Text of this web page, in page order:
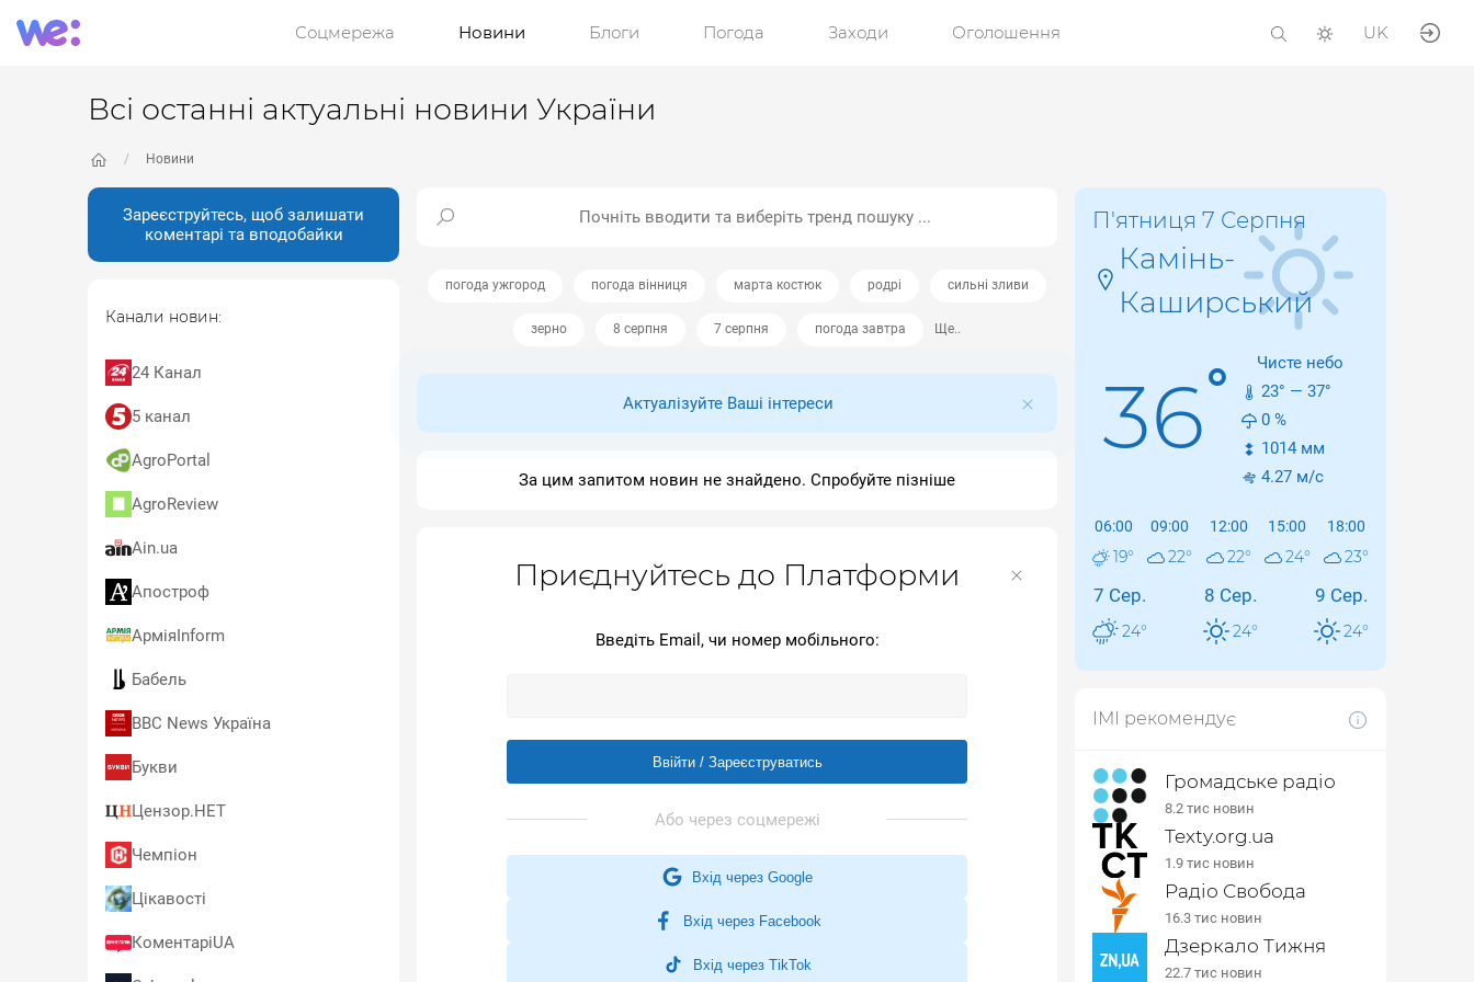
Соцмережа Новини Блоги Погода Заходи Оголошення UK
Всі останні актуальні новини України
Новини
Зареєструйтесь, щоб залишати
коментарі та вподобайки
Канали новин:
24 Канал
5 канал
AgroPortal
AgroReview
Ain.ua
Апостроф
АрміяInform
Бабель
BBC News Україна
Букви
Цензор.НЕТ
Чемпіон
Цікавості
КоментаріUA
погода ужгород погода вінниця марта костюк родрі сильні зливи
зерно 8 серпня 7 серпня погода завтра Ще..
Актуалізуйте Ваші інтереси
За цим запитом новин не знайдено. Спробуйте пізніше
Приєднуйтесь до Платформи
Введіть Email, чи номер мобільного:
Ввійти / Зареєструватись
Вхід через Google
Вхід через Facebook
Вхід через TikTok
П'ятниця 7 Серпня
Камінь-
Каширський
36°
Чисте небо
23° — 37°
0 %
1014 мм
4.27 м/с
06:00
19°
09:00
22°
12:00
22°
15:00
24°
18:00
23°
7 Сер.
24°
8 Сер.
24°
9 Сер.
24°
ІМІ рекомендує
Громадське радіо
8.2 тис новин
Texty.org.ua
1.9 тис новин
Радіо Свобода
16.3 тис новин
Дзеркало Тижня
22.7 тис новин